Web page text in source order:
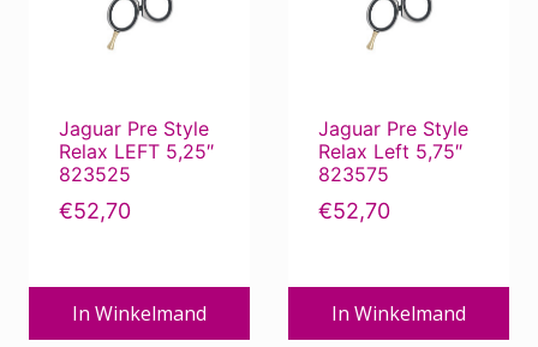
Jaguar Pre Style
Relax LEFT 5,25″
823525
€52,70
In Winkelmand
Jaguar Pre Style
Relax Left 5,75″
823575
€52,70
In Winkelmand